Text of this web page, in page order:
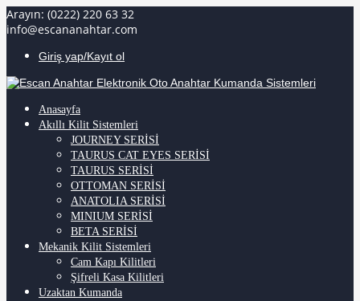
Arayın: (0222) 220 63 32
info@escananahtar.com
Giriş yap/Kayıt ol
Anasayfa
Akıllı Kilit Sistemleri
JOURNEY SERİSİ
TAURUS CAT EYES SERİSİ
TAURUS SERİSİ
OTTOMAN SERİSİ
ANATOLIA SERİSİ
MINIUM SERİSİ
BETA SERİSİ
Mekanik Kilit Sistemleri
Cam Kapı Kilitleri
Şifreli Kasa Kilitleri
Uzaktan Kumanda